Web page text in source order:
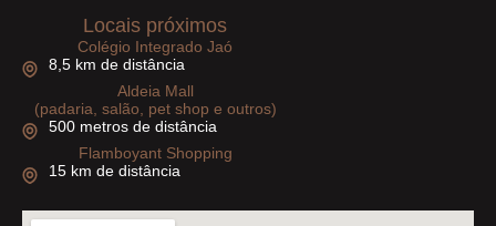
Locais próximos
Colégio Integrado Jaó
8,5 km de distância
Aldeia Mall
(padaria, salão, pet shop e outros)
500 metros de distância
Flamboyant Shopping
15 km de distância